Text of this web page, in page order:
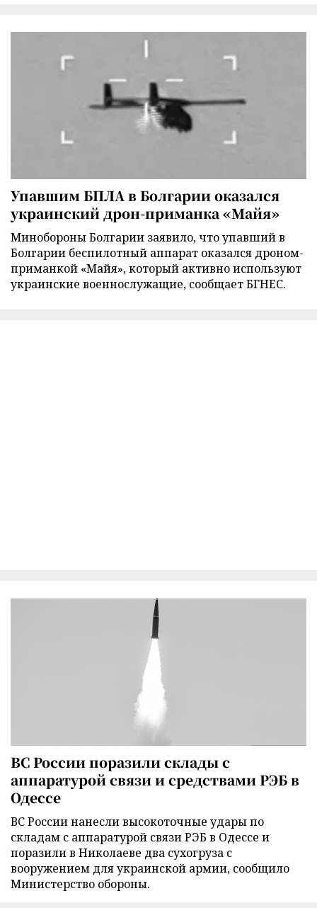
Упавшим БПЛА в Болгарии оказался
украинский дрон-приманка «Майя»
Минобороны Болгарии заявило, что упавший в
Болгарии беспилотный аппарат оказался дроном-
приманкой «Майя», который активно используют
украинские военнослужащие, сообщает БГНЕС.
ВС России поразили склады с
аппаратурой связи и средствами РЭБ в
Одессе
ВС России нанесли высокоточные удары по
складам с аппаратурой связи РЭБ в Одессе и
поразили в Николаеве два сухогруза с
вооружением для украинской армии, сообщило
Министерство обороны.